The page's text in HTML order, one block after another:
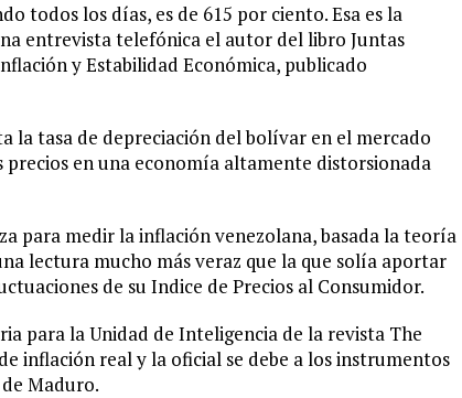
todos los días, es de 615 por ciento. Esa es la
entrevista telefónica el autor del libro Juntas
y Estabilidad Económica, publicado
la tasa de depreciación del bolívar en el mercado
en una economía altamente distorsionada
para medir la inflación venezolana, basada la teoría
lectura mucho más veraz que la que solía aportar
de su Indice de Precios al Consumidor.
para la Unidad de Inteligencia de la revista The
inflación real y la oficial se debe a los instrumentos
Maduro.